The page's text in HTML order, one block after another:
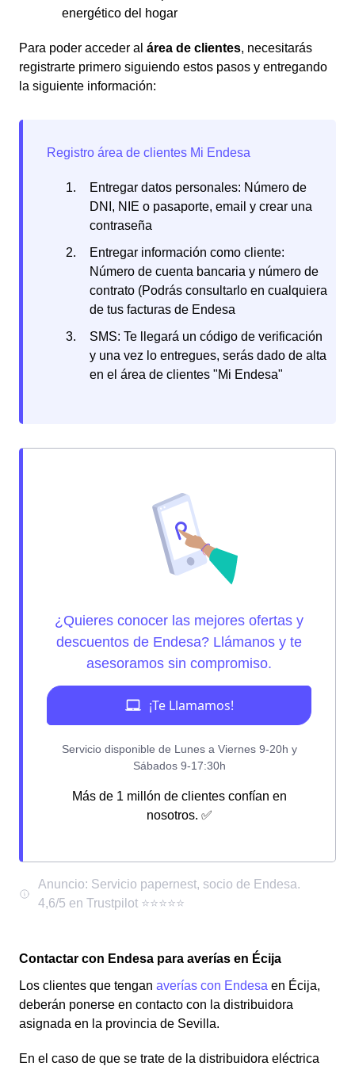
energético del hogar
Para poder acceder al área de clientes, necesitarás
registrarte primero siguiendo estos pasos y entregando
la siguiente información:
Entregar datos personales: Número de
DNI, NIE o pasaporte, email y crear una
contraseña
Entregar información como cliente:
Número de cuenta bancaria y número de
contrato (Podrás consultarlo en cualquiera
de tus facturas de Endesa
SMS: Te llegará un código de verificación
y una vez lo entregues, serás dado de alta
en el área de clientes "Mi Endesa"
Más de 1 millón de clientes confían en
nosotros. ✅
Contactar con Endesa para averías en Écija
Los clientes que tengan averías con Endesa en Écija,
deberán ponerse en contacto con la distribuidora
asignada en la provincia de Sevilla.
En el caso de que se trate de la distribuidora eléctrica